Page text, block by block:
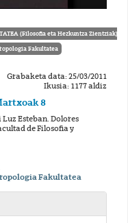
(Filosofia eta Hezkuntza Zientziak)
Fakultatea
Grabaketa data: 25/03/2011
Ikusia: 1177 aldiz
8
Esteban. Dolores
de Filosofia y
Fakultatea